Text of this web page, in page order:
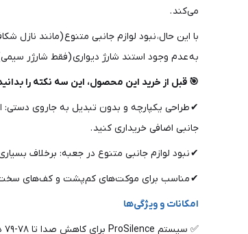
می‌کند .
با این حال، نبود لوازم جانبی متنوع (مانند
به عدم وجود استند شارژ دیواری (فقط شارژر
🎯 قبل از خرید این محصول، این سه نکته را
✔ طراحی یکپارچه و بدون تبدیل به جاروی دستی:
جانبی اضافی خریداری کنید .
✔ نبود لوازم جانبی متنوع در جعبه: برخلاف
✔ مناسب برای موکت‌های کم‌پشت و کف‌های سخت:
امکانات و ویژگی‌ها
✅ سیستم ProSilence برای کاهش صدا تا ۷۸-۷۹ دسی‌بل